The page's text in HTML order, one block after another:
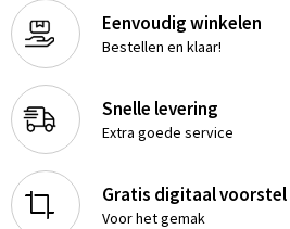
Eenvoudig winkelen
Bestellen en klaar!
Snelle levering
Extra goede service
Gratis digitaal voorstel
Voor het gemak